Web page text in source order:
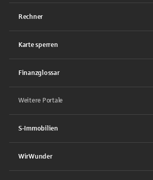
Rechner
Karte sperren
Finanzglossar
Weitere Portale
S-Immobilien
WirWunder